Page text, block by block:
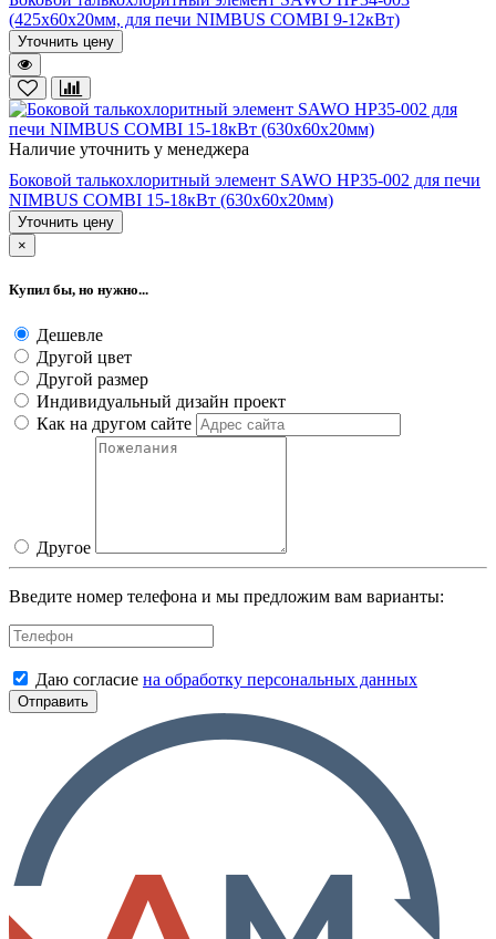
(425х60х20мм, для печи NIMBUS COMBI 9-12кВт)
Уточнить цену
Наличие уточнить у менеджера
Боковой талькохлоритный элемент SAWO HP35-002 для печи
NIMBUS COMBI 15-18кВт (630х60х20мм)
Уточнить цену
×
Купил бы, но нужно...
Дешевле
Другой цвет
Другой размер
Индивидуальный дизайн проект
Как на другом сайте
Другое
Введите номер телефона и мы предложим вам варианты:
Даю согласие на обработку персональных данных
Отправить